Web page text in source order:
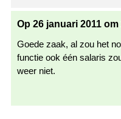
Op 26 januari 2011
Goede zaak, al zou het
functie ook één salaris
weer niet.